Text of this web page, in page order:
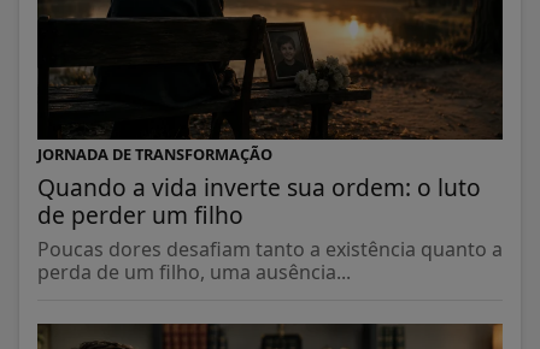
JORNADA DE TRANSFORMAÇÃO
Quando a vida inverte sua ordem: o luto
de perder um filho
Poucas dores desafiam tanto a existência quanto a
perda de um filho, uma ausência...